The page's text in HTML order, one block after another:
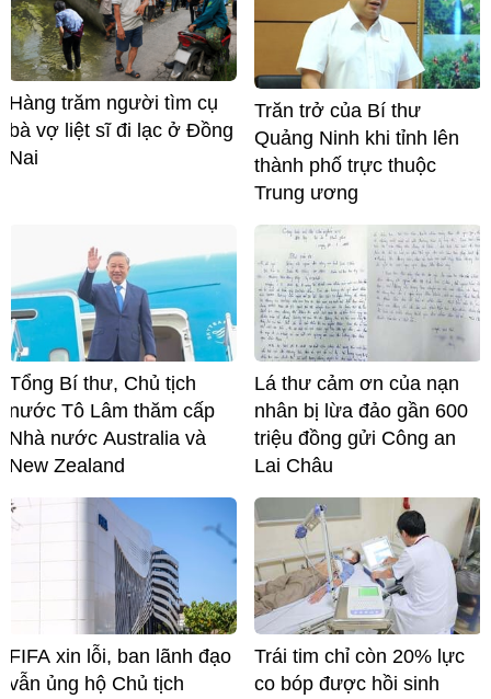
Hàng trăm người tìm cụ
bà vợ liệt sĩ đi lạc ở Đồng
Nai
Trăn trở của Bí thư
Quảng Ninh khi tỉnh lên
thành phố trực thuộc
Trung ương
Tổng Bí thư, Chủ tịch
nước Tô Lâm thăm cấp
Nhà nước Australia và
New Zealand
Lá thư cảm ơn của nạn
nhân bị lừa đảo gần 600
triệu đồng gửi Công an
Lai Châu
FIFA xin lỗi, ban lãnh đạo
vẫn ủng hộ Chủ tịch
Trái tim chỉ còn 20% lực
co bóp được hồi sinh